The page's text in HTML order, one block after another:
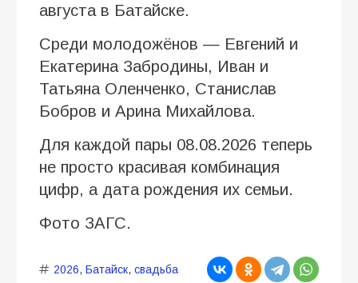
августа в Батайске.
Среди молодожёнов — Евгений и
Екатерина Забродины, Иван и
Татьяна Оленченко, Станислав
Бобров и Арина Михайлова.
Для каждой пары 08.08.2026 теперь
не просто красивая комбинация
цифр, а дата рождения их семьи.
Фото ЗАГС.
2026, Батайск, свадьба